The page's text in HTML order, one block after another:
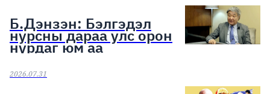
Б.Дэнзэн: Бэлгэдэл
нурсны дараа улс орон
нурдаг юм аа
2026.07.31